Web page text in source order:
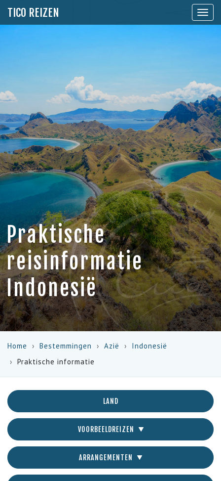
TICO REIZEN
Toon
Praktische
reisinformatie
Indonesië
Home Bestemmingen Azië
Indonesië
Praktische informatie
LAND
VOORBEELDREIZEN
ARRANGEMENTEN